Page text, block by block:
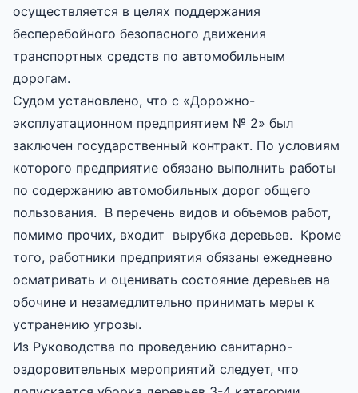
осуществляется в целях поддержания
бесперебойного безопасного движения
транспортных средств по автомобильным
дорогам.
Судом установлено, что с «Дорожно-
эксплуатационном предприятием № 2» был
заключен государственный контракт. По условиям
которого предприятие обязано выполнить работы
по содержанию автомобильных дорог общего
пользования. В перечень видов и объемов работ,
помимо прочих, входит вырубка деревьев. Кроме
того, работники предприятия обязаны ежедневно
осматривать и оценивать состояние деревьев на
обочине и незамедлительно принимать меры к
устранению угрозы.
Из Руководства по проведению санитарно-
оздоровительных мероприятий следует, что